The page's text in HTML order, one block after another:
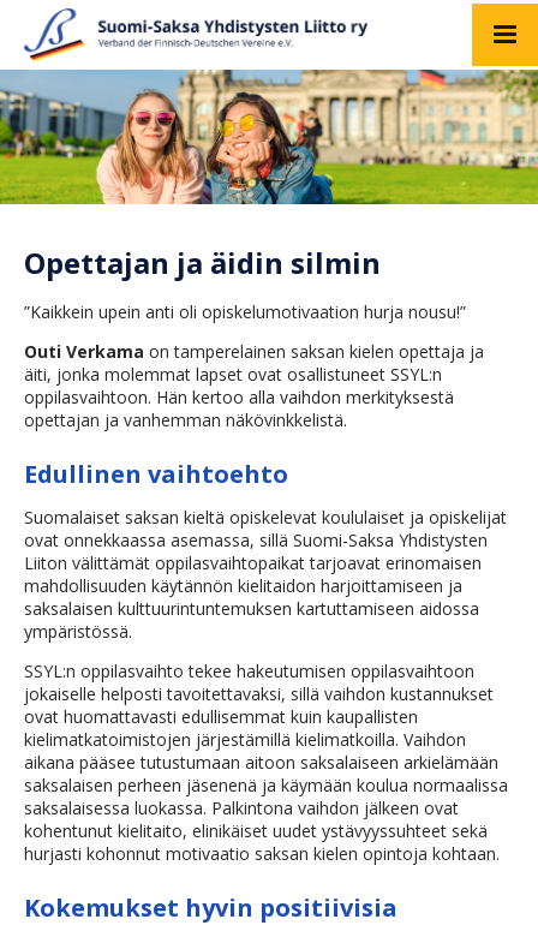
Opettajan ja äidin silmin
”Kaikkein upein anti oli opiskelumotivaation hurja nousu!”
Outi Verkama on tamperelainen saksan kielen opettaja ja
äiti, jonka molemmat lapset ovat osallistuneet SSYL:n
oppilasvaihtoon. Hän kertoo alla vaihdon merkityksestä
opettajan ja vanhemman näkövinkkelistä.
Edullinen vaihtoehto
Suomalaiset saksan kieltä opiskelevat koululaiset ja opiskelijat
ovat onnekkaassa asemassa, sillä Suomi-Saksa Yhdistysten
Liiton välittämät oppilasvaihtopaikat tarjoavat erinomaisen
mahdollisuuden käytännön kielitaidon harjoittamiseen ja
saksalaisen kulttuurintuntemuksen kartuttamiseen aidossa
ympäristössä.
SSYL:n oppilasvaihto tekee hakeutumisen oppilasvaihtoon
jokaiselle helposti tavoitettavaksi, sillä vaihdon kustannukset
ovat huomattavasti edullisemmat kuin kaupallisten
kielimatkatoimistojen järjestämillä kielimatkoilla. Vaihdon
aikana pääsee tutustumaan aitoon saksalaiseen arkielämään
saksalaisen perheen jäsenenä ja käymään koulua normaalissa
saksalaisessa luokassa. Palkintona vaihdon jälkeen ovat
kohentunut kielitaito, elinikäiset uudet ystävyyssuhteet sekä
hurjasti kohonnut motivaatio saksan kielen opintoja kohtaan.
Kokemukset hyvin positiivisia